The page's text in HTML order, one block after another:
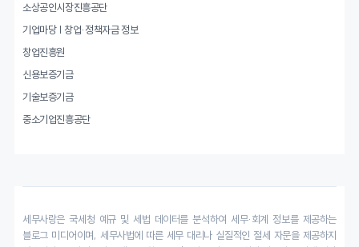
소상공인시장진흥공단
기업마당 | 창업·정책자금 정보
창업진흥원
신용보증기금
기술보증기금
중소기업진흥공단
세무사랑은 국세청 예규 및 세법 데이터를 분석하여 세무·회계 정보를 제공하는
블로그 미디어이며, 세무사법에 따른 세무 대리나 실질적인 절세 자문을 제공하지